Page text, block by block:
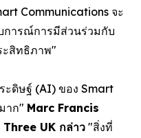
Communications จะ
การณ์การมีส่วนร่วมกับ
ะสิทธิภาพ"
ดิษฐ์ (AI) ของ Smart
าก" Marc Francis
UK กล่าว "สิ่งที่